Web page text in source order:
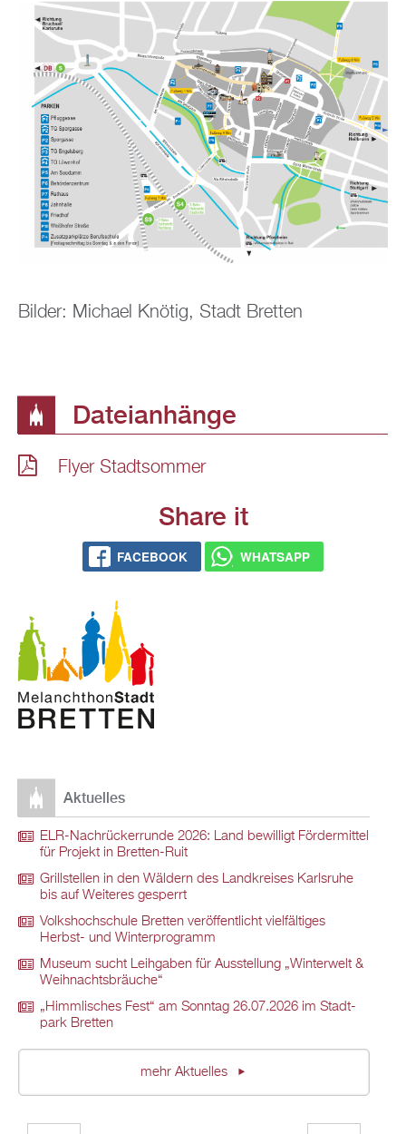
Bil­der: Mi­cha­el Knö­tig, Stadt Brett­en
Da­tei­an­hän­ge
Flyer Stadt­som­mer
Share it
FACE­BOOK WHATS­APP
Ak­tu­el­les
ELR-Nach­rü­ck­er­run­de 2026: Land be­wil­ligt För­der­mit­tel
für Pro­jekt in Brett­en-Ruit
Grill­stel­len in den Wäl­dern des Land­krei­ses Karls­ru­he
bis auf Wei­te­res ge­sperrt
Volks­hoch­schu­le Brett­en ver­öf­fent­licht viel­fäl­ti­ges
Herbst- und Win­ter­pro­gramm
Mu­se­um sucht Leih­ga­ben für Aus­stel­lung „Win­ter­welt &
Weih­nachts­bräu­che“
„Himm­li­sches Fest“ am Sonn­tag 26.07.2026 im Stadt­
park Brett­en
mehr Ak­tu­el­les